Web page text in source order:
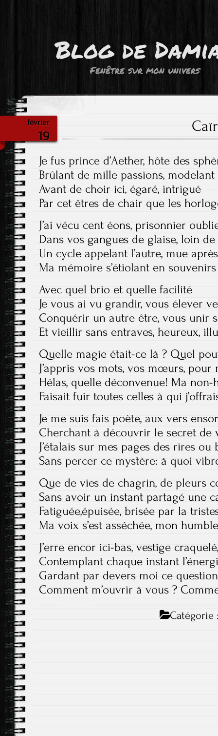
Blog de
Fenêtre sur mon univers
février
19
Caïr
Je fus prince d’Aether, hôte des
Brûlant de mille passions, modelant
Avant de choir ici, égaré, intrigué
Par cet êtres de chair que les
J’ai vécu cent éons, prisonnier
Dans vos gangues de glaise, loin de
Un cycle appelant l’autre, mue
Ma mémoire s’étiolant en
Avec quel brio et quelle facilité
Je vous ai vu grandir, vous élever
Conquérir un autre être, vous unir
Et vieillir sans entraves, heureux,
Quelle magie était-ce là ? Quel
J’appris vos mots, vos mœurs, pour
Hélas, quelle déconvenue! Ma non-
Faisait fuir toutes celles à qui
Je me suis fais poète, aux vers
Cherchant à découvrir le secret de
J’étalais sur mes pages des rires
Sans percer ce mystère: à quoi
Que de vies de chagrin, de pleurs
Sans avoir un instant partagé une
Fatiguée,épuisée, brisée par la
Ma voix s’est asséchée, mon
J’erre encor ici-bas, vestige craquelé,
Contemplant chaque instant
Gardant par devers moi ce
Comment m’ouvrir à vous ?
Catégorie